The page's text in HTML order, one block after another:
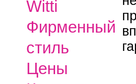
Witti
Фирменный
стиль
Цены